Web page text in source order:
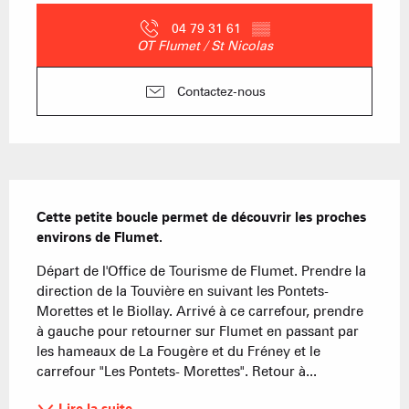
04 79 31 61 ▒▒
OT Flumet / St Nicolas
Contactez-nous
Cette petite boucle permet de découvrir les proches
environs de Flumet.
Départ de l'Office de Tourisme de Flumet. Prendre la
direction de la Touvière en suivant les Pontets-
Morettes et le Biollay. Arrivé à ce carrefour, prendre
à gauche pour retourner sur Flumet en passant par
les hameaux de La Fougère et du Fréney et le
carrefour "Les Pontets- Morettes". Retour à...